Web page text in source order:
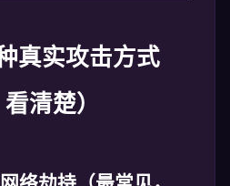
真实攻击方式
清楚）